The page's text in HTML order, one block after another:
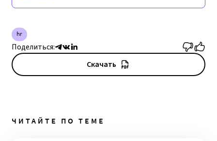
hr
Поделиться:
Скачать
ЧИТАЙТЕ ПО ТЕМЕ